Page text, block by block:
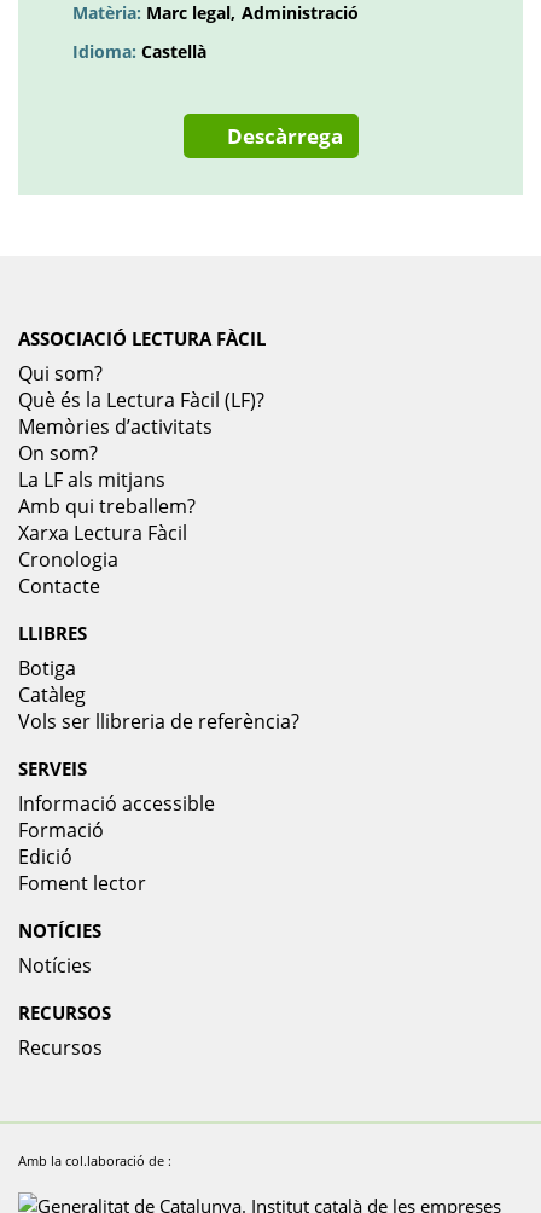
Matèria: Marc legal Administració
Idioma: Castellà
Descàrrega
ASSOCIACIÓ LECTURA FÀCIL
Qui som?
Què és la Lectura Fàcil (LF)?
Memòries d’activitats
On som?
La LF als mitjans
Amb qui treballem?
Xarxa Lectura Fàcil
Cronologia
Contacte
LLIBRES
Botiga
Catàleg
Vols ser llibreria de referència?
SERVEIS
Informació accessible
Formació
Edició
Foment lector
NOTÍCIES
Notícies
RECURSOS
Recursos
Amb la col.laboració de :